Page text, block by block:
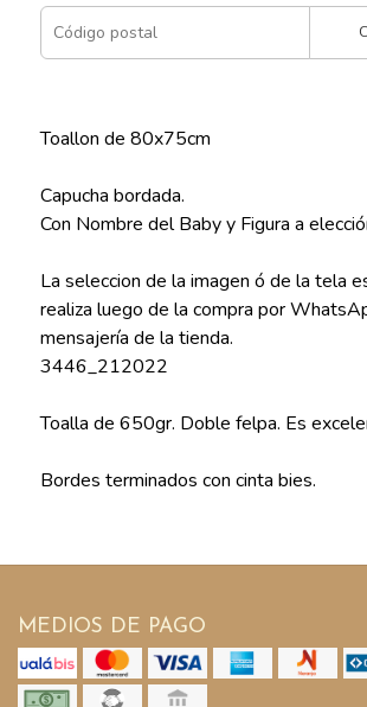
Toallon de 80x75cm
Capucha bordada.
Con Nombre del Baby y Figura a
La seleccion de la imagen ó de la tela
realiza luego de la compra por
mensajería de la tienda.
3446_212022
Toalla de 650gr. Doble felpa. Es
Bordes terminados con cinta bies.
MEDIOS DE PAGO